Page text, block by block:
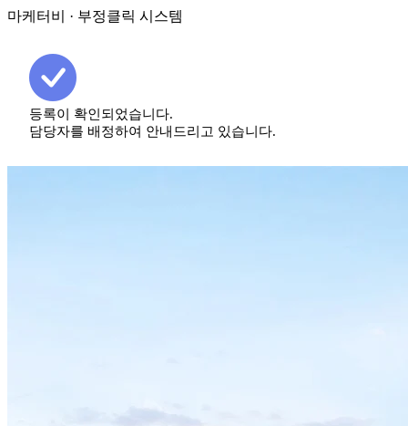
마케터비 · 부정클릭 시스템
등록이 확인되었습니다.
담당자를 배정하여 안내드리고 있습니다.